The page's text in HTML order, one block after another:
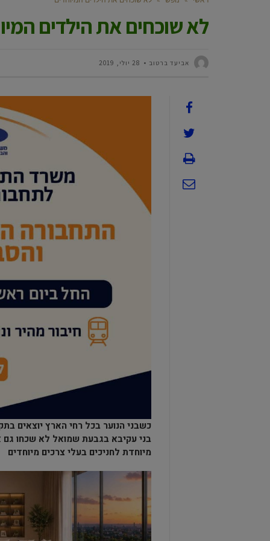
לא שוכחים את הילדים
אביעד ברטוב 28 יולי, 2019
כשבני הנוער בכל רחי הארץ יוצאים
בני עקיבא בגבעת שמואל לא שכחו גם
מיוחדת לחניכים בעלי צרכים מיוחדים